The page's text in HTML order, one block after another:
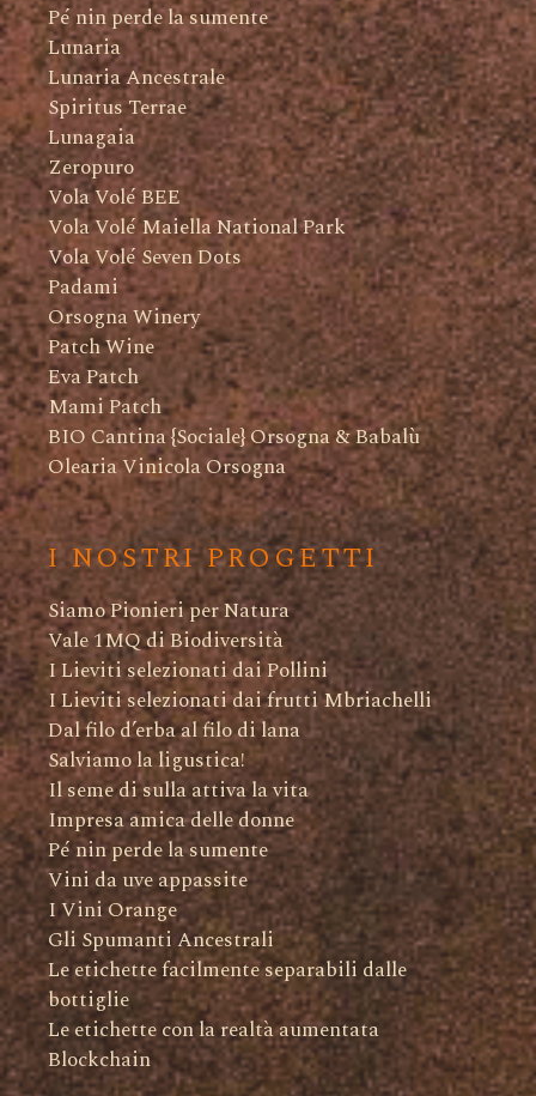
Pé nin perde la sumente
Lunaria
Lunaria Ancestrale
Spiritus Terrae
Lunagaia
Zeropuro
Vola Volé BEE
Vola Volé Maiella National Park
Vola Volé Seven Dots
Padami
Orsogna Winery
Patch Wine
Eva Patch
Mami Patch
BIO Cantina {Sociale} Orsogna & Babalù
Olearia Vinicola Orsogna
I NOSTRI PROGETTI
Siamo Pionieri per Natura
Vale 1MQ di Biodiversità
I Lieviti selezionati dai Pollini
I Lieviti selezionati dai frutti Mbriachelli
Dal filo d’erba al filo di lana
Salviamo la ligustica!
Il seme di sulla attiva la vita
Impresa amica delle donne
Pé nin perde la sumente
Vini da uve appassite
I Vini Orange
Gli Spumanti Ancestrali
Le etichette facilmente separabili dalle
bottiglie
Le etichette con la realtà aumentata
Blockchain